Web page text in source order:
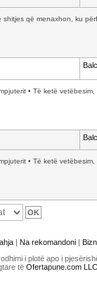
që menaxhon, ku
• Të ketë
• Të ketë
| Na rekomandoni |
i plotë apo i
të Ofertapune.com LLC